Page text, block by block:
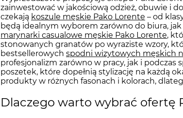
zainwestować w jakościową odzież, obuwie i
czekają koszule męskie Pako Lorente – od
będą idealnym wyborem zarówno do biura,
marynarki casualowe męskie Pako Lorente,
stonowanych granatów po wyraziste wzory,
bestsellerowych spodni wizytowych męskich
profesjonalizm zarówno w pracy, jak i
poszetek, które dopełnią stylizację na każdą
produkty w różnych fasonach i kolorach,
Dlaczego warto wybrać ofertę